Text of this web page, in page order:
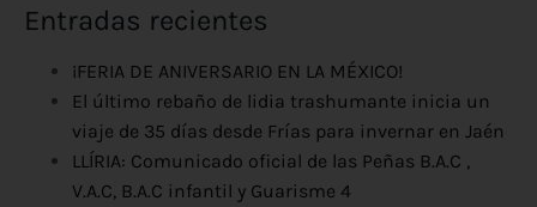
Entradas recientes
¡FERIA DE ANIVERSARIO EN LA MÉXICO!
El último rebaño de lidia trashumante inicia un
viaje de 35 días desde Frías para invernar en Jaén
LLÍRIA: Comunicado oficial de las Peñas B.A.C ,
V.A.C, B.A.C infantil y Guarisme 4